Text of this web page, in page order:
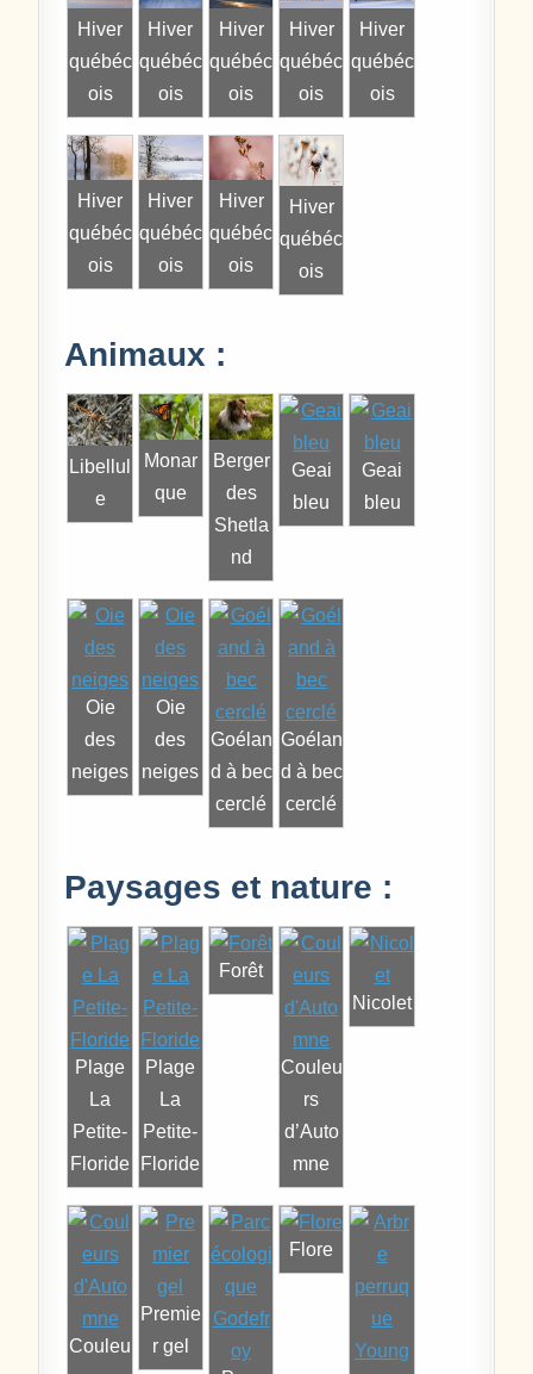
Hiver
québéc
ois
Hiver
québéc
ois
Hiver
québéc
ois
Hiver
québéc
ois
Hiver
québéc
ois
Hiver
québéc
ois
Hiver
québéc
ois
Hiver
québéc
ois
Hiver
québéc
ois
Animaux :
Libellul
e
Monar
que
Berger
des
Shetla
nd
Geai
bleu
Geai
bleu
Oie
des
neiges
Oie
des
neiges
Goélan
d à bec
cerclé
Goélan
d à bec
cerclé
Paysages et nature :
Plage
La
Petite-
Floride
Plage
La
Petite-
Floride
Forêt
Couleu
rs
d’Auto
mne
Nicolet
Couleu
Premie
r gel
Flore